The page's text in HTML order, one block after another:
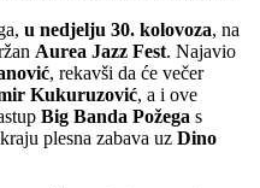
u nedjelju 30. kolovoza, na
Aurea Jazz Fest. Najavio
, rekavši da će večer
Kukuruzović, a i ove
Big Banda Požega s
plesna zabava uz Dino